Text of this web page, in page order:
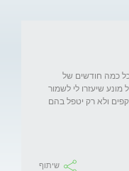
כל כמה חודשים של
שיעזרו לי לשמור
ולא רק יטפל בהם
שיתוף